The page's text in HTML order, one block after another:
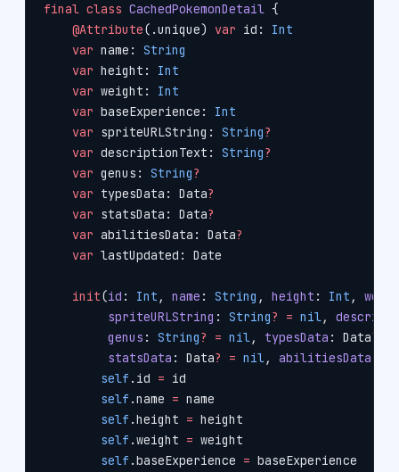
final class CachedPokemonDetail {
    @Attribute
(.unique) var id: Int
    var
name: String
    var
height: Int
    var
weight: Int
    var
baseExperience: Int
    var
spriteURLString: String?
    var
descriptionText: String?
    var
genus: String?
    var
typesData: Data?
    var
statsData: Data?
    var
abilitiesData: Data?
    var
lastUpdated: Date
    init
(id : Int , name : String , height : Int ,
         spriteURLString
: String? = nil,
         genus
: String? = nil, typesData : Data?
         statsData
: Data? = nil, abilitiesData
        self
.id = id
        self
.name = name
        self
.height = height
        self
.weight = weight
        self
.baseExperience = baseExperience